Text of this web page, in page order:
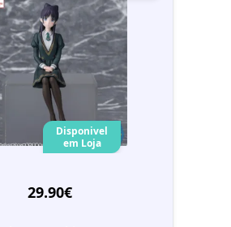
Disponivel
em Loja
29.90€